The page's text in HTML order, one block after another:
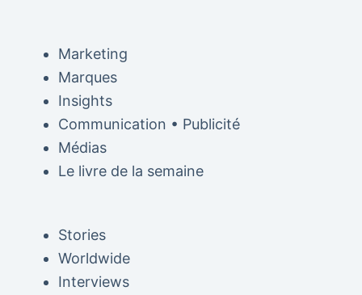
Marketing
Marques
Insights
Communication • Publicité
Médias
Le livre de la semaine
Stories
Worldwide
Interviews